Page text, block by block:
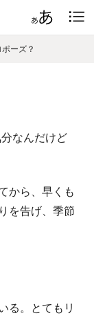
ーズ？
なんだけど
から、早くも
を告げ、季節
る。とてもリ